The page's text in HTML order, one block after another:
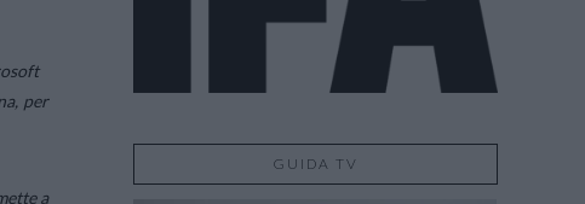
per
a
GUIDA TV